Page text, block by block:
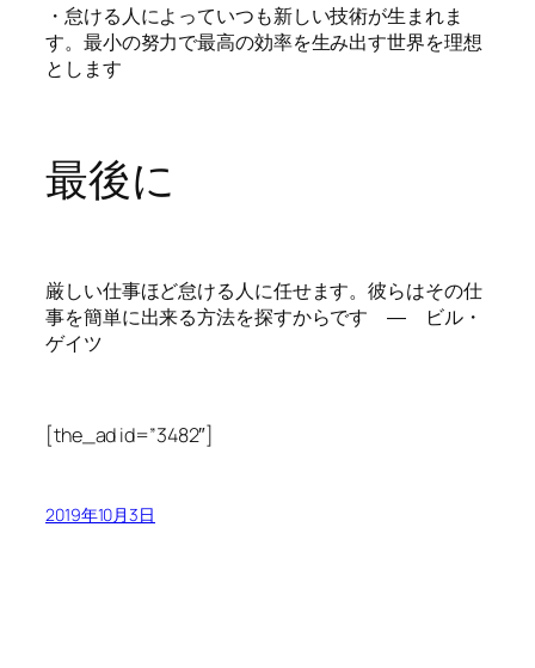
・怠ける人によっていつも新しい技術が生まれま
す。最小の努力で最高の効率を生み出す世界を理想
とします
最後に
厳しい仕事ほど怠ける人に任せます。彼らはその仕
事を簡単に出来る方法を探すからです ― ビル・
ゲイツ
[the_ad id=”3482″]
2019年10月3日